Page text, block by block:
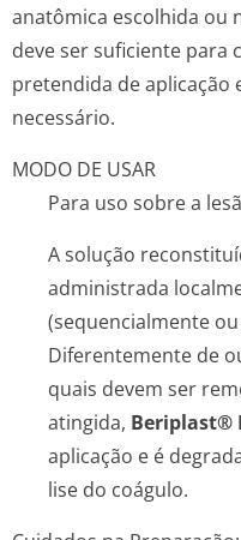
anatômica escolhida ou
deve ser suficiente para
pretendida de aplicação
necessário.
MODO DE USAR
Para uso sobre a
A solução
administrada
(sequencialmente
Diferentemente de
quais devem ser
atingida, Beriplast®
aplicação e é
lise do coágulo.